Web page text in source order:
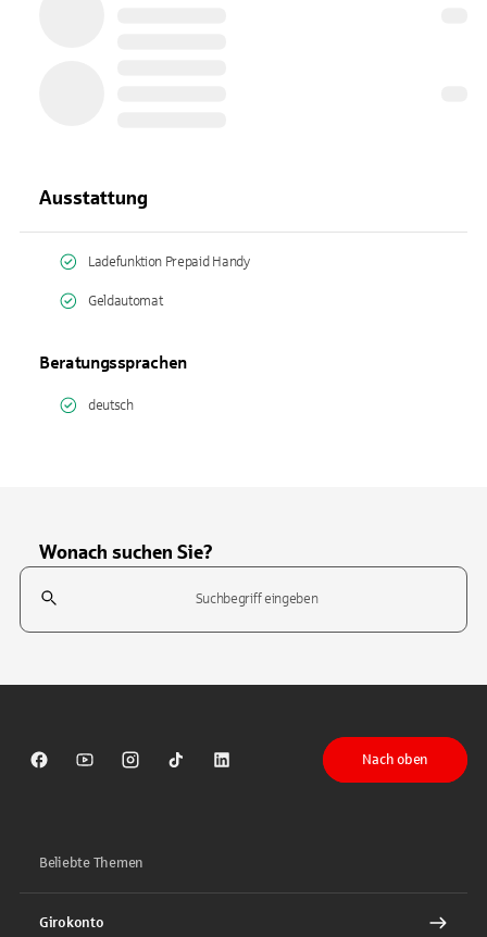
Ausstattung
Ladefunktion Prepaid Handy
Geldautomat
Beratungssprachen
deutsch
Wonach suchen Sie?
Suchfeld
Sparkasse auf Facebook
Sparkasse auf Youtube
Sparkasse auf Instagram
Sparkasse auf TikTok
Sparkasse auf LinkedIn
Nach oben
Beliebte Themen
Girokonto